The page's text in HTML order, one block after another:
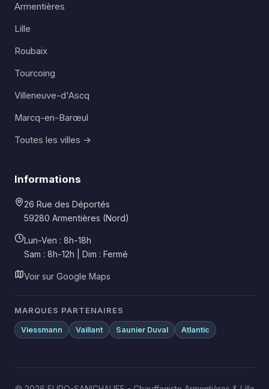
Armentières
Lille
Roubaix
Tourcoing
Villeneuve-d'Ascq
Marcq-en-Barœul
Toutes les villes →
Informations
26 Rue des Déportés
59280 Armentières (Nord)
Lun-Ven : 8h-18h
Sam : 8h-12h | Dim : Fermé
Voir sur Google Maps
MARQUES PARTENAIRES
Viessmann Vaillant Saunier Duval Atlantic